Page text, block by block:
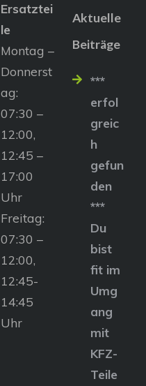
Ersatztei
le
Montag –
Donnerst
ag:
07:30 –
12:00,
12:45 –
17:00
Uhr
Freitag:
07:30 –
12:00,
12:45-
14:45
Uhr
Aktuelle
Beiträge
***
erfol
greic
h
gefun
den
***
Du
bist
fit im
Umg
ang
mit
KFZ-
Teile